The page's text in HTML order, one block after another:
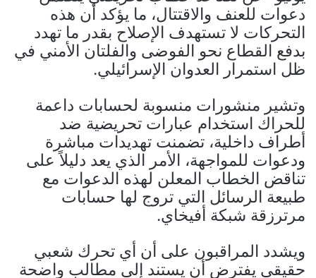
دعوات للعنف والاقتتال، ما يؤكد أن هذه
التحركات لا تستهدف الإصلاح بقدر ما تهدد
بدفع القطاع نحو الفوضى والفلتان الأمني في
ظل استمرار العدوان الإسرائيلي.
وتشير منشورات منسوبة لحسابات داعمة
للحراك استخدام عبارات تحريضية ضد
أطراف داخلية، تضمنت تهديدات مباشرة
ودعوات للمواجهة، الأمر الذي يعد دليلاً على
تناقض الخطاب المعلن لهذه الدعوات مع
طبيعة الرسائل التي تروج لها حسابات
مرترزقة شبكة أفيخاي.
ويشدد المراقبون على أن أي تحرك شعبي
حقيقي يفترض أن يستند إلى مطالب واضحة